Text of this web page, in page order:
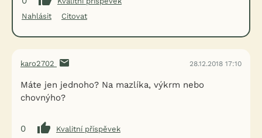
Nahlásit
Citovat
karo2702 28.12.2018 17:10
Máte jen jednoho? Na mazlíka, výkrm nebo
chovnýho?
0
Kvalitní příspěvek